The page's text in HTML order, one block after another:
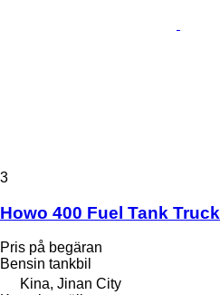
3
Howo 400 Fuel Tank Truck
Pris på begäran
Bensin tankbil
Kina, Jinan City